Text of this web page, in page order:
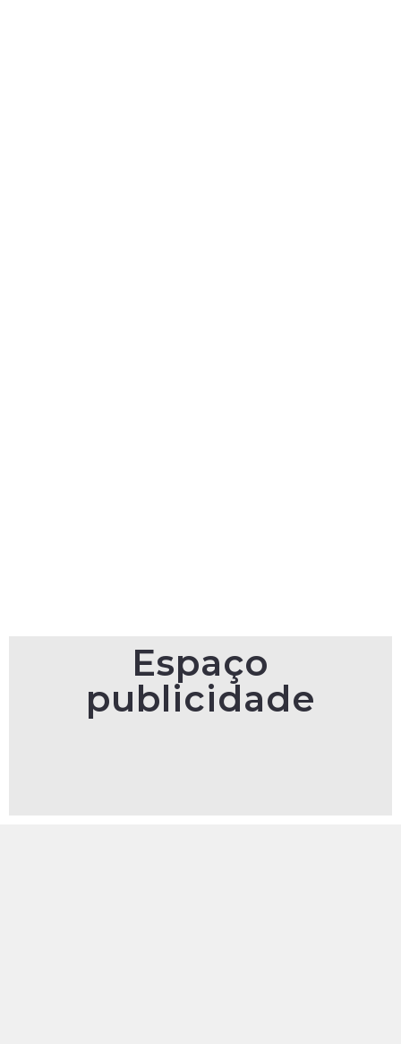
Espaço
publicidade